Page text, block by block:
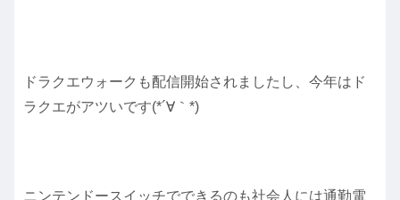
ドラクエウォークも配信開始されましたし、今年はド
ラクエがアツいです(*´∀｀*)
ニンテンドースイッチでできるのも社会人には通勤電